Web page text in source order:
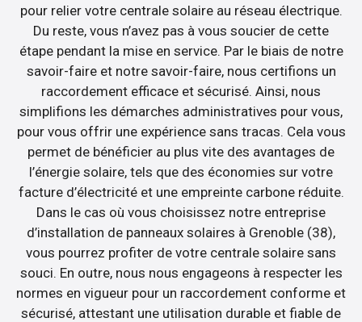
pour relier votre centrale solaire au réseau électrique.
Du reste, vous n’avez pas à vous soucier de cette
étape pendant la mise en service. Par le biais de notre
savoir-faire et notre savoir-faire, nous certifions un
raccordement efficace et sécurisé. Ainsi, nous
simplifions les démarches administratives pour vous,
pour vous offrir une expérience sans tracas. Cela vous
permet de bénéficier au plus vite des avantages de
l’énergie solaire, tels que des économies sur votre
facture d’électricité et une empreinte carbone réduite.
Dans le cas où vous choisissez notre entreprise
d’installation de panneaux solaires à Grenoble (38),
vous pourrez profiter de votre centrale solaire sans
souci. En outre, nous nous engageons à respecter les
normes en vigueur pour un raccordement conforme et
sécurisé, attestant une utilisation durable et fiable de